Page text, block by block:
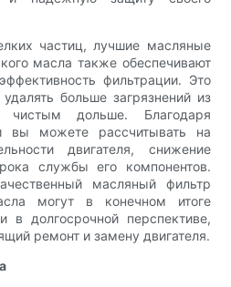
частиц, лучшие масляные
масла также обеспечивают
фильтрации. Это
больше загрязнений из
дольше. Благодаря
вы можете рассчитывать на
двигателя, снижение
службы его компонентов.
масляный фильтр
могут в конечном итоге
в долгосрочной перспективе,
ремонт и замену двигателя.